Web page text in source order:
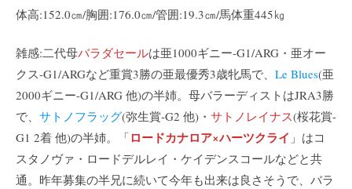
体高:152.0㎝/胸囲:176.0㎝/管囲:19.3㎝/馬体重445㎏
雑感:二代母バラダセールは亜1000ギニー-G1/ARG・亜オー
クス-G1/ARGなど重賞3勝の亜最優秀3歳牝馬で、 Le Blues(亜
2000ギニー-G1/ARG 他)の半姉。母バラーディストはJRA3勝
で、 サトノフラッグ(弥生賞-G2 他)・ サトノレイナス(桜花賞-
G1 2着 他)の半姉。「ロードカナロア×ハーツクライ 」はコ
スタノヴァ・ロードデルレイ・ケイデンスコールなどと共
通。昨年募集の半兄に続いて今年も出来は良さそうで、バラ